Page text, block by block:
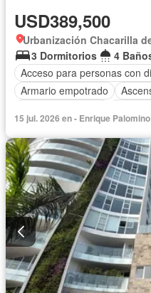
USD389,500
Urbanización Chacarilla
3 Dormitorios
4
Acceso para personas con
Armario empotrado
Vigilante
Sin amoblar
15 jul. 2026 en - Enrique